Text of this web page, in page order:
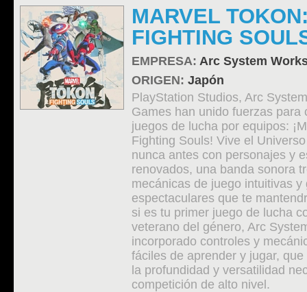
MARVEL
FIGHTING
EMPRESA: Arc System
ORIGEN: Japón
PlayStation Studios, Arc
Games han unido fuerzas para
juegos de lucha por equipos:
Fighting Souls! Vive el
nunca antes con personajes y
renovados, una banda sonora
mecánicas de juego intuitivas y
espectaculares que te
si es tu primer juego de lucha
veterano del género, Arc
incorporado controles y
fáciles de aprender y jugar,
la profundidad y versatilidad
competición de alto nivel.